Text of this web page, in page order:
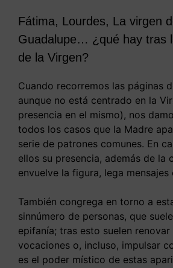
Fátima, Lourdes, La virgen
Guadalupe… ¿qué hay tras
de la Virgen?
Cuando recorremos las páginas
aunque no está centrado en la
presencia en el mismo), nos
todos los casos que la Madre
serie de patrones comunes. En
ellos su presencia, además de la
envuelve la figura, lega
También congrega en torno a
sinnúmero de personas, que
epifanía; tras esto suelen
vocaciones o, incluso, impulsar
es el poder místico de estas